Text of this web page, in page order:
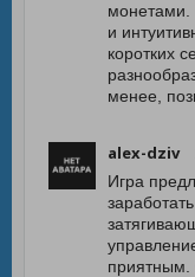
монетами.
и
коротких
менее,
alex-dziv
Игра
приятным.